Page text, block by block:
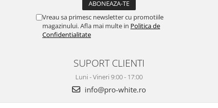
Vreau sa primesc newsletter cu promotiile
magazinului. Afla mai multe in Politica de
Confidentialitate
SUPORT CLIENTI
Luni - Vineri 9:00 - 17:00
info@pro-white.ro